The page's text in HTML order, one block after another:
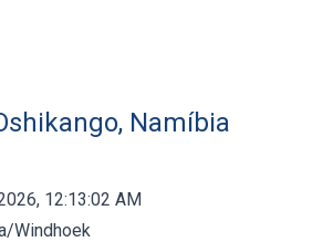
Namíbia
12:13:03 AM
Windhoek